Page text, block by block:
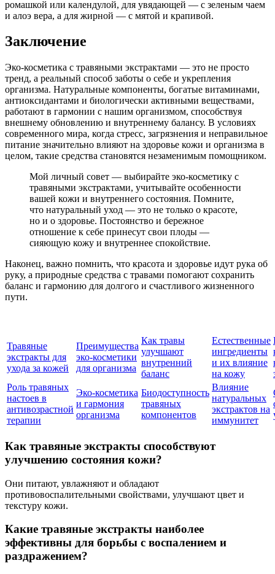
ромашкой или календулой, для увядающей — с зеленым чаем
и алоэ вера, а для жирной — с мятой и крапивой.
Заключение
Эко-косметика с травяными экстрактами — это не просто
тренд, а реальный способ заботы о себе и укрепления
организма. Натуральные компоненты, богатые витаминами,
антиоксидантами и биологически активными веществами,
работают в гармонии с нашим организмом, способствуя
внешнему обновлению и внутреннему балансу. В условиях
современного мира, когда стресс, загрязнения и неправильное
питание значительно влияют на здоровье кожи и организма в
целом, такие средства становятся незаменимым помощником.
Мой личный совет — выбирайте эко-косметику с
травяными экстрактами, учитывайте особенности
вашей кожи и внутреннего состояния. Помните,
что натуральный уход — это не только о красоте,
но и о здоровье. Постоянство и бережное
отношение к себе принесут свои плоды —
сияющую кожу и внутреннее спокойствие.
Наконец, важно помнить, что красота и здоровье идут рука об
руку, а природные средства с травами помогают сохранить
баланс и гармонию для долгого и счастливого жизненного
пути.
Травяные
экстракты для
ухода за кожей
Преимущества
эко-косметики
для организма
Как травы
улучшают
внутренний
баланс
Естественные
ингредиенты
и их влияние
на кожу
Роль травяных
настоев в
антивозрастной
терапии
Эко-косметика
и гармония
организма
Биодоступность
травяных
компонентов
Влияние
натуральных
экстрактов на
иммунитет
Как травяные экстракты способствуют
улучшению состояния кожи?
Они питают, увлажняют и обладают
противовоспалительными свойствами, улучшают цвет и
текстуру кожи.
Какие травяные экстракты наиболее
эффективны для борьбы с воспалением и
раздражением?